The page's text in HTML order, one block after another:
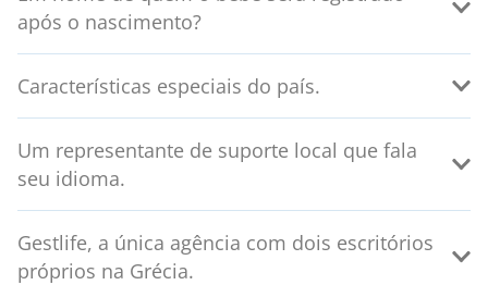
após o nascimento?
Características especiais do país.
Um representante de suporte local que fala
seu idioma.
Gestlife, a única agência com dois escritórios
próprios na Grécia.